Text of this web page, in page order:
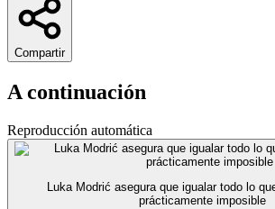
Compartir
A continuación
Reproducción automática
Luka Modrić asegura que igualar todo lo
prácticamente imposible